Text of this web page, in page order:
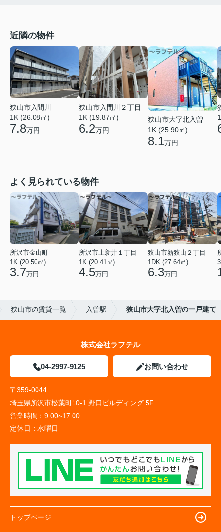
近隣の物件
狭山市入間川
1K (26.08㎡)
7.8万円
狭山市入間川２丁目
1K (19.87㎡)
6.2万円
狭山市大字北入曽
1K (25.90㎡)
8.1万円
よく見られている物件
所沢市金山町
1K (20.50㎡)
3.7万円
所沢市上新井１丁目
1K (20.41㎡)
4.5万円
狭山市新狭山２丁目
1DK (27.64㎡)
6.3万円
狭山市の賃貸一覧 入曽駅 狭山市大字北入曽の一戸建て
株式会社ラフテル
04-2997-9125 お問い合わせ
〒359-0044
埼玉県所沢市松葉町10-1 野口ビルディング 5F
営業時間： 9:00~17:00
定休日： 水曜日
トップページ